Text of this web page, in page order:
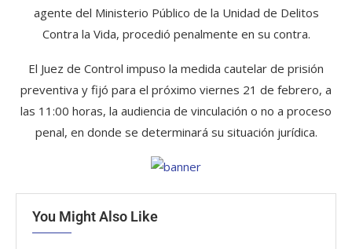
agente del Ministerio Público de la Unidad de Delitos
Contra la Vida, procedió penalmente en su contra.
El Juez de Control impuso la medida cautelar de prisión
preventiva y fijó para el próximo viernes 21 de febrero, a
las 11:00 horas, la audiencia de vinculación o no a proceso
penal, en donde se determinará su situación jurídica.
You Might Also Like